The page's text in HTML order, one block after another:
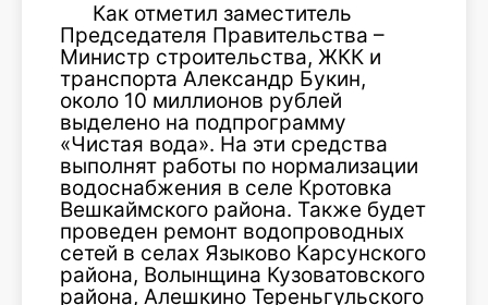
Как отметил заместитель
Председателя Правительства –
Министр строительства, ЖКК и
транспорта Александр Букин,
около 10 миллионов рублей
выделено на подпрограмму
«Чистая вода». На эти средства
выполнят работы по нормализации
водоснабжения в селе Кротовка
Вешкаймского района. Также будет
проведен ремонт водопроводных
сетей в селах Языково Карсунского
района, Волынщина Кузоватовского
района, Алешкино Тереньгульского